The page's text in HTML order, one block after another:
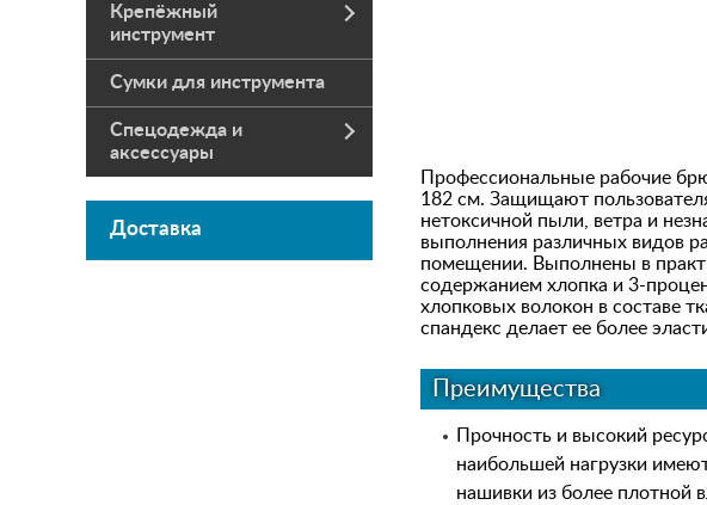
Крепёжный
инструмент
Сумки для инструмента
Спецодежда и
аксессуары
Доставка
Профессиональные рабочие
182 см. Защищают
нетоксичной пыли, ветра и
выполнения различных видов
помещении. Выполнены в
содержанием хлопка и 3-
хлопковых волокон в составе
спандекс делает ее более
Преимущества
Прочность и высокий
наибольшей нагрузки
нашивки из более плотной